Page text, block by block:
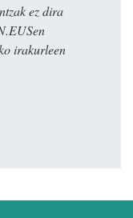
ez dira
irakurleen